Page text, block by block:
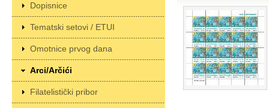
Dopisnice
Tematski setovi / ETUI
Omotnice prvog dana
Arci/Arčići
Filatelistički pribor